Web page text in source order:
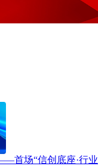
首场“信创底座·行